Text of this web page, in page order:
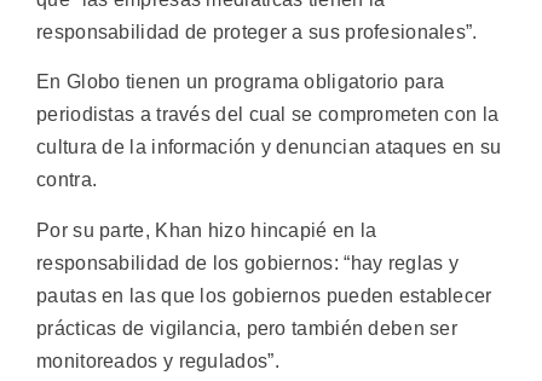
responsabilidad de proteger a sus profesionales”.
En Globo tienen un programa obligatorio para
periodistas a través del cual se comprometen con la
cultura de la información y denuncian ataques en su
contra.
Por su parte, Khan hizo hincapié en la
responsabilidad de los gobiernos: “hay reglas y
pautas en las que los gobiernos pueden establecer
prácticas de vigilancia, pero también deben ser
monitoreados y regulados”.